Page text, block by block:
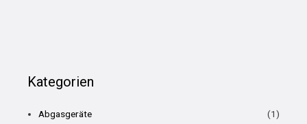
Kategorien
Abgasgeräte
(1)